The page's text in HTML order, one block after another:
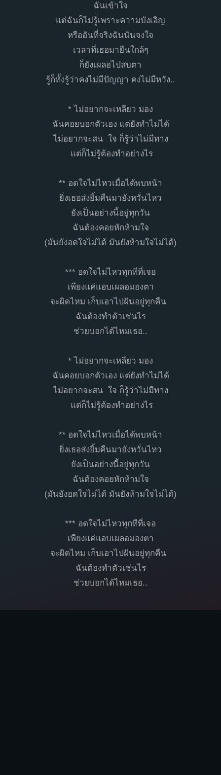
ฉันเข้าใจ
แต่ฉันก็ไม่รู้เพราะความบังเอิญ
หรืออันที่จริงฉันนันจงใจ
เวลาที่เธอมายืนใกล้ๆ
ก็ยังเผลอไปสบตา
รู้ก็ทั้งรู้ว่าคงไม่มีปัญญา คงไม่มีหวัง..
* ไม่อยากจะเหลียว มอง
ฉันคอยบอกตัวเอง แต่ยังทำไม่ได้
ไม่อยากจะสน ใจ ก็รู้ว่าไม่มีทาง
แต่ก็ไม่รู้ต้องทำอย่างไร
** อดใจไม่ไหวเมื่อได้พบหน้า
ยิ่งเธอส่งยิ้มคืนมายังหวั่นไหว
ยังเป็นอย่างนี้อยู่ทุกวัน
ฉันต้องคอยหักห้ามใจ
(มันยังอดใจไม่ได้ มันยังห้ามใจไม่ได้)
*** อดใจไม่ไหวทุกทีที่เจอ
เพียงแค่แอบเผลอมองตา
จะผิดไหม เก็บเอาไปฝันอยู่ทุกคืน
ฉันต้องทำตัวเช่นไร
ช่วยบอกได้ไหมเธอ..
* ไม่อยากจะเหลียว มอง
ฉันคอยบอกตัวเอง แต่ยังทำไม่ได้
ไม่อยากจะสน ใจ ก็รู้ว่าไม่มีทาง
แต่ก็ไม่รู้ต้องทำอย่างไร
** อดใจไม่ไหวเมื่อได้พบหน้า
ยิ่งเธอส่งยิ้มคืนมายังหวั่นไหว
ยังเป็นอย่างนี้อยู่ทุกวัน
ฉันต้องคอยหักห้ามใจ
(มันยังอดใจไม่ได้ มันยังห้ามใจไม่ได้)
*** อดใจไม่ไหวทุกทีที่เจอ
เพียงแค่แอบเผลอมองตา
จะผิดไหม เก็บเอาไปฝันอยู่ทุกคืน
ฉันต้องทำตัวเช่นไร
ช่วยบอกได้ไหมเธอ..